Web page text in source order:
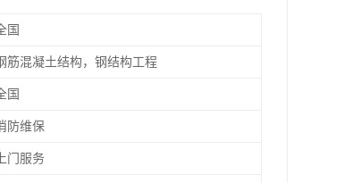
国
筋混凝土结构，钢结构工程
国
防维保
上门服务